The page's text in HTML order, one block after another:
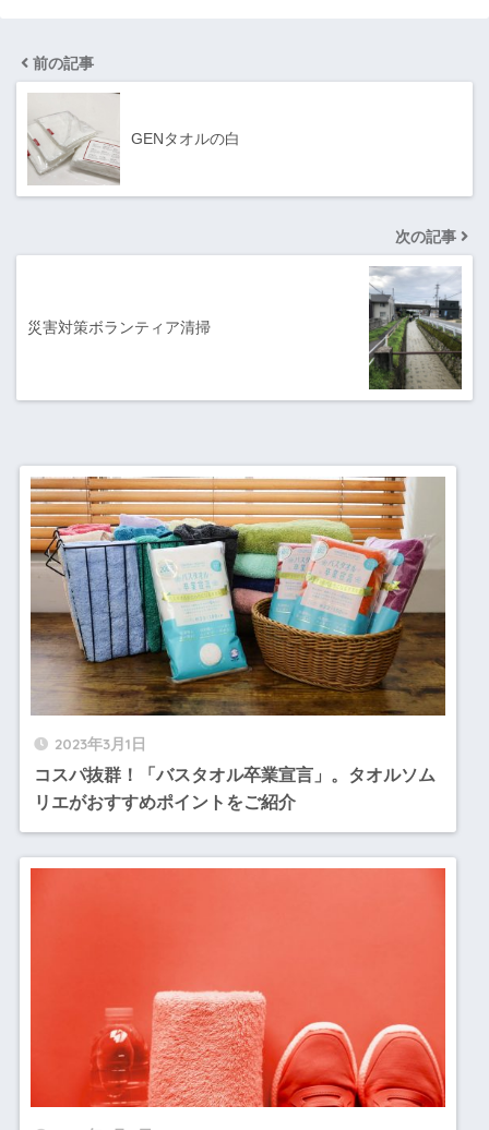
前の記事
GENタオルの白
次の記事
災害対策ボランティア清掃
2023年3月1日
コスパ抜群！「バスタオル卒業宣言」。タオルソム
リエがおすすめポイントをご紹介